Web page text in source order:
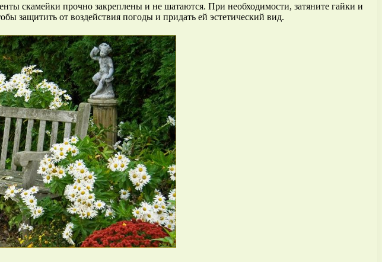
скамейки прочно закреплены и не шатаются. При необходимости, затяните гайки и
защитить от воздействия погоды и придать ей эстетический вид.